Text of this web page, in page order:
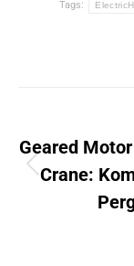
Tags:
Geared
Crane: